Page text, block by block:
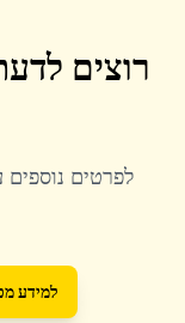
רוצים
לפרטים
למידע